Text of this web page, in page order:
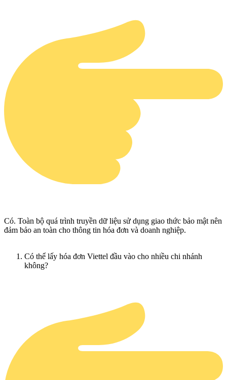
Có. Toàn bộ quá trình truyền dữ liệu sử dụng giao thức bảo mật nên
đảm bảo an toàn cho thông tin hóa đơn và doanh nghiệp.
Có thể lấy hóa đơn Viettel đầu vào cho nhiều chi nhánh
không?